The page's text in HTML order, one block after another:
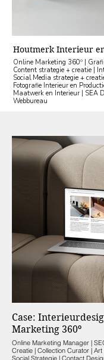
Houtmerk Interieur
Online Marketing 360º |
Content strategie + creatie | Interieur Collectie curator |
Social Media strategie +
Fotografie Interieur en
Maatwerk en Interieur | SEA
Webbureau
Case:
Marketing 360º
Online Marketing Manager |
Creatie | Collection Curator |
Social Strategie | Contact